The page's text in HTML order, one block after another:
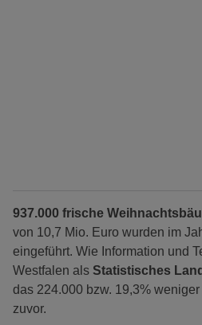
937.000 frische
von 10,7 Mio. Euro wurden im
eingeführt. Wie Information und
Westfalen als Statistisches
das 224.000 bzw. 19,3%
zuvor.